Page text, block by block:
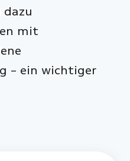
mit
– ein wichtiger